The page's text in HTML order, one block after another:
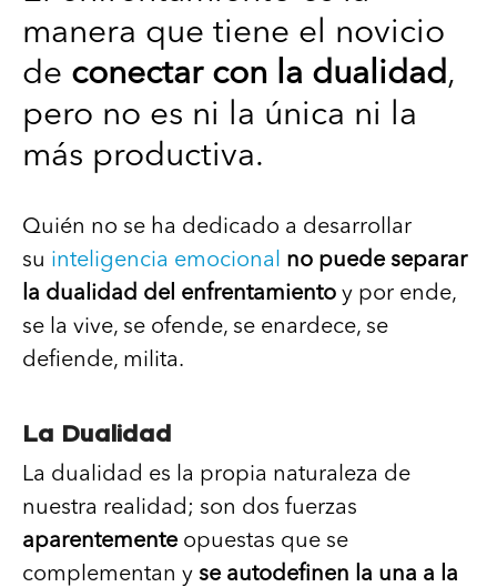
manera que tiene el novicio
de conectar con la dualidad,
pero no es ni la única ni la
más productiva.
Quién no se ha dedicado a desarrollar
su inteligencia emocional no puede separar
la dualidad del enfrentamiento y por ende,
se la vive, se ofende, se enardece, se
defiende, milita.
La Dualidad
La dualidad es la propia naturaleza de
nuestra realidad; son dos fuerzas
aparentementeopuestas que se
complementan y se autodefinen la una a la